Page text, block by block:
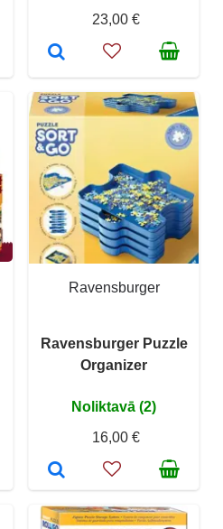
23,00 €
Ravensburger
Ravensburger Puzzle
Organizer
Noliktavā (2)
16,00 €